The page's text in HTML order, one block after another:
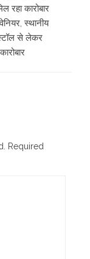
रहा कारोबार
स्थानीय
से लेकर
Required